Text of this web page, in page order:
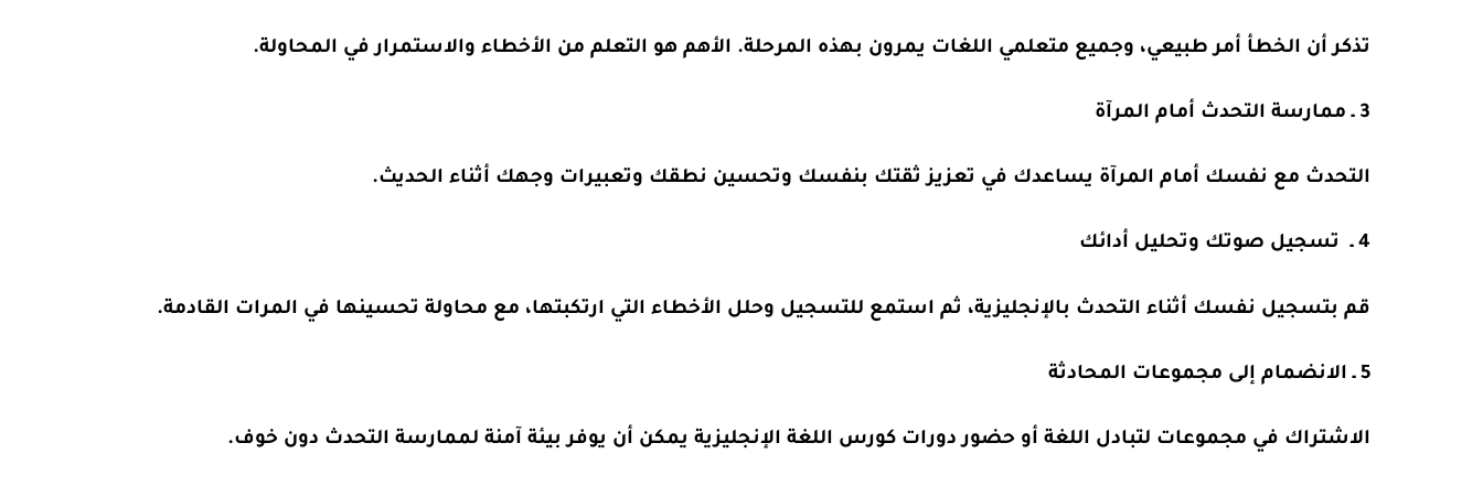
تذكر أن الخطأ أمر طبيعي، وجميع متعلمي اللغات يمرون بهذه المرحلة. الأهم هو التعلم من الأخطاء والاستمرار في المحاولة.
3 ـ ممارسة التحدث أمام المرآة
التحدث مع نفسك أمام المرآة يساعدك في تعزيز ثقتك بنفسك وتحسين نطقك وتعبيرات وجهك أثناء الحديث.
4 ـ تسجيل صوتك وتحليل أدائك
قم بتسجيل نفسك أثناء التحدث بالإنجليزية، ثم استمع للتسجيل وحلل الأخطاء التي ارتكبتها، مع محاولة تحسينها في المرات القادمة.
5 ـ الانضمام إلى مجموعات المحادثة
الاشتراك في مجموعات لتبادل اللغة أو حضور دورات كورس اللغة الإنجليزية يمكن أن يوفر بيئة آمنة لممارسة التحدث دون خوف.